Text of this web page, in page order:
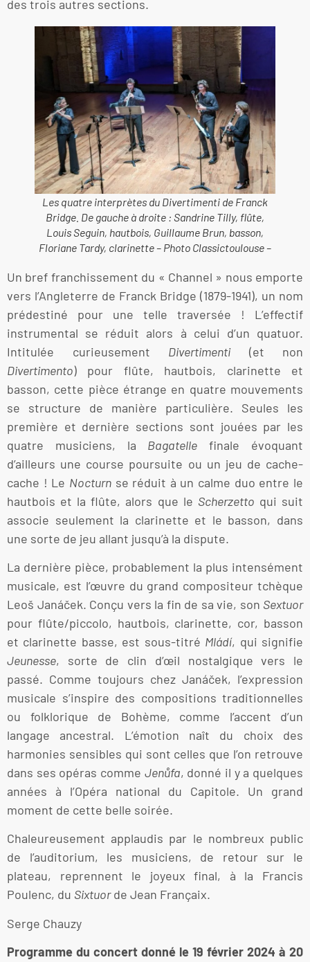
des trois autres sections.
Les quatre interprètes du Divertimenti de Franck
Bridge. De gauche à droite : Sandrine Tilly, flûte,
Louis Seguin, hautbois, Guillaume Brun, basson,
Floriane Tardy, clarinette – Photo Classictoulouse –
Un bref franchissement du « Channel » nous emporte
vers l’Angleterre de Franck Bridge (1879-1941), un nom
prédestiné pour une telle traversée ! L’effectif
instrumental se réduit alors à celui d’un quatuor.
Intitulée curieusement Divertimenti(et non
Divertimento) pour flûte, hautbois, clarinette et
basson, cette pièce étrange en quatre mouvements
se structure de manière particulière. Seules les
première et dernière sections sont jouées par les
quatre musiciens, la Bagatelle finale évoquant
d’ailleurs une course poursuite ou un jeu de cache-
cache ! Le Nocturnse réduit à un calme duo entre le
hautbois et la flûte, alors que le Scherzetto qui suit
associe seulement la clarinette et le basson, dans
une sorte de jeu allant jusqu’à la dispute.
La dernière pièce, probablement la plus intensément
musicale, est l’œuvre du grand compositeur tchèque
Leoš Janáček. Conçu vers la fin de sa vie, son Sextuor
pour flûte/piccolo, hautbois, clarinette, cor, basson
et clarinette basse, est sous-titré Mládí, qui signifie
Jeunesse, sorte de clin d’œil nostalgique vers le
passé. Comme toujours chez Janáček, l’expression
musicale s’inspire des compositions traditionnelles
ou folklorique de Bohème, comme l’accent d’un
langage ancestral. L’émotion naît du choix des
harmonies sensibles qui sont celles que l’on retrouve
dans ses opéras comme Jenůfa, donné il y a quelques
années à l’Opéra national du Capitole. Un grand
moment de cette belle soirée.
Chaleureusement applaudis par le nombreux public
de l’auditorium, les musiciens, de retour sur le
plateau, reprennent le joyeux final, à la Francis
Poulenc, du Sixtuorde Jean Françaix.
Serge Chauzy
Programme du concert donné le 19 février 2024 à 20